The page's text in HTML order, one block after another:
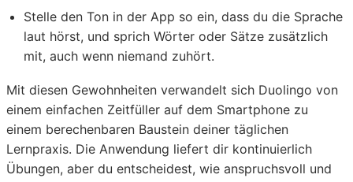
Stelle den Ton in der App so ein, dass du die Sprache
laut hörst, und sprich Wörter oder Sätze zusätzlich
mit, auch wenn niemand zuhört.
Mit diesen Gewohnheiten verwandelt sich Duolingo von
einem einfachen Zeitfüller auf dem Smartphone zu
einem berechenbaren Baustein deiner täglichen
Lernpraxis. Die Anwendung liefert dir kontinuierlich
Übungen, aber du entscheidest, wie anspruchsvoll und